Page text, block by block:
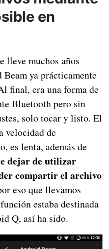
en
lleve muchos años
ya prácticamente
final, era una forma de
Bluetooth pero sin
solo tocar y listo. El
velocidad de
es lenta, además de
dejar de utilizar
compartir el archivo
eso que llevamos
estaba destinada
Q, así ha sido.